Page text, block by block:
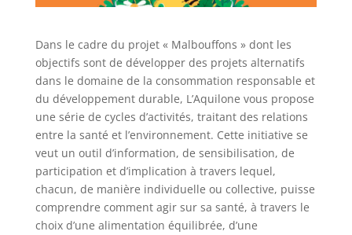
Dans le cadre du projet « Malbouffons » dont les
objectifs sont de développer des projets alternatifs
dans le domaine de la consommation responsable et
du développement durable, L’Aquilone vous propose
une série de cycles d’activités, traitant des relations
entre la santé et l’environnement. Cette initiative se
veut un outil d’information, de sensibilisation, de
participation et d’implication à travers lequel,
chacun, de manière individuelle ou collective, puisse
comprendre comment agir sur sa santé, à travers le
choix d’une alimentation équilibrée, d’une